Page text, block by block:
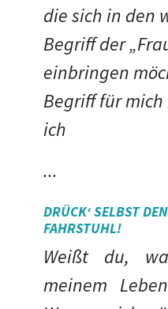
die sich in den
Begriff der
einbringen
Begriff für
ich
...
DRÜCK‘ SELBST
FAHRSTUHL!
Weißt du,
meinem